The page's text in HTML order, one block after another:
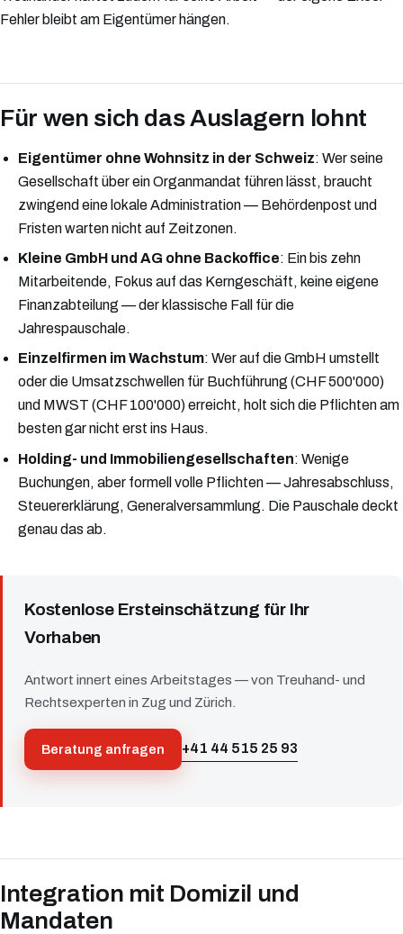
Fehler bleibt am Eigentümer hängen.
Für wen sich das Auslagern lohnt
Eigentümer ohne Wohnsitz in der Schweiz: Wer seine
Gesellschaft über ein Organmandat führen lässt, braucht
zwingend eine lokale Administration — Behördenpost und
Fristen warten nicht auf Zeitzonen.
Kleine GmbH und AG ohne Backoffice: Ein bis zehn
Mitarbeitende, Fokus auf das Kerngeschäft, keine eigene
Finanzabteilung — der klassische Fall für die
Jahrespauschale.
Einzelfirmen im Wachstum: Wer auf die GmbH umstellt
oder die Umsatzschwellen für Buchführung (CHF 500'000)
und MWST (CHF 100'000) erreicht, holt sich die Pflichten am
besten gar nicht erst ins Haus.
Holding- und Immobiliengesellschaften: Wenige
Buchungen, aber formell volle Pflichten — Jahresabschluss,
Steuererklärung, Generalversammlung. Die Pauschale deckt
genau das ab.
Kostenlose Ersteinschätzung für Ihr
Vorhaben
Antwort innert eines Arbeitstages — von Treuhand- und
Rechtsexperten in Zug und Zürich.
Beratung anfragen +41 44 515 25 93
Integration mit Domizil und
Mandaten